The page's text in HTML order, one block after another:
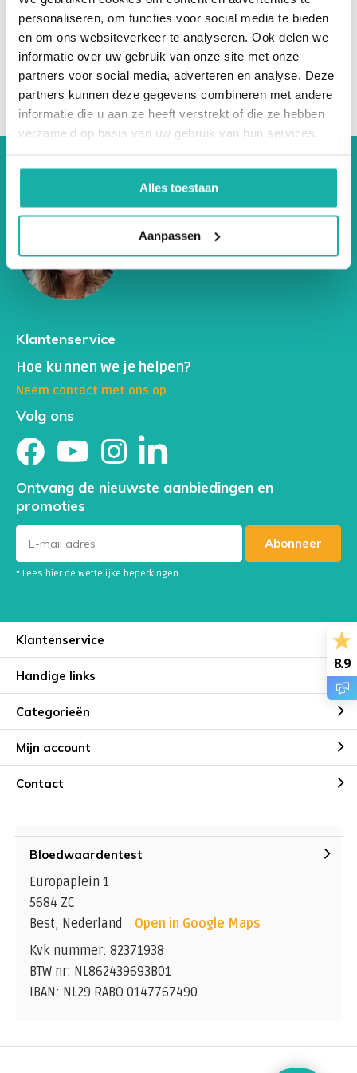
personaliseren, om functies voor social media te bieden
en om ons websiteverkeer te analyseren. Ook delen we
informatie over uw gebruik van onze site met onze
partners voor social media, adverteren en analyse. Deze
partners kunnen deze gegevens combineren met andere
informatie die u aan ze heeft verstrekt of die ze hebben
verzameld op basis van uw gebruik van hun services.
Alles toestaan
Aanpassen
Klantenservice
Hoe kunnen we je helpen?
Neem contact met ons op
Volg ons
Ontvang de nieuwste aanbiedingen en
promoties
Abonneer
* Lees hier de wettelijke beperkingen
Klantenservice
Handige links
Categorieën
Mijn account
Contact
Bloedwaardentest
Europaplein 1
5684 ZC
Best, Nederland
Open in Google Maps
Kvk nummer: 82371938
BTW nr: NL862439693B01
IBAN: NL29 RABO 0147767490
8.9